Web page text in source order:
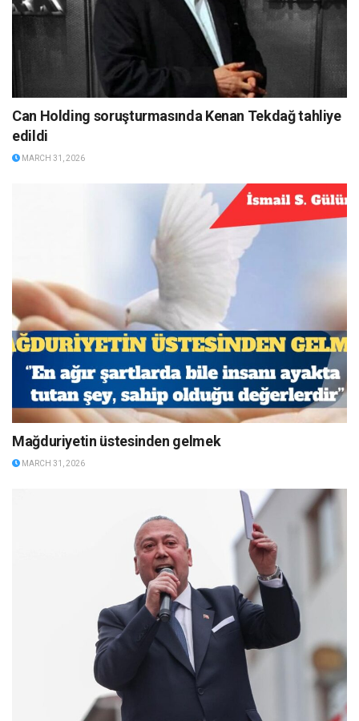
Can Holding soruşturmasında Kenan Tekdağ tahliye
edildi
MARCH 31, 2026
Mağduriyetin üstesinden gelmek
MARCH 31, 2026